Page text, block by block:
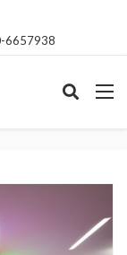
6657938